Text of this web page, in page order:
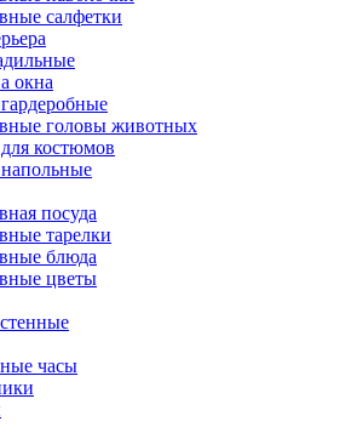
салфетки
окна
головы животных
костюмов
посуда
тарелки
блюда
цветы
часы